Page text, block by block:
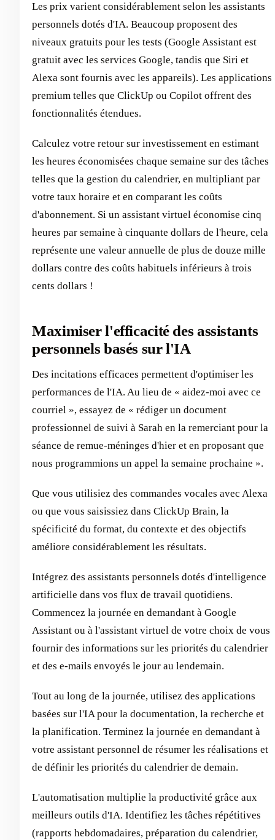
Les prix varient considérablement selon les assistants
personnels dotés d'IA. Beaucoup proposent des
niveaux gratuits pour les tests (Google Assistant est
gratuit avec les services Google, tandis que Siri et
Alexa sont fournis avec les appareils). Les applications
premium telles que ClickUp ou Copilot offrent des
fonctionnalités étendues.
Calculez votre retour sur investissement en estimant
les heures économisées chaque semaine sur des tâches
telles que la gestion du calendrier, en multipliant par
votre taux horaire et en comparant les coûts
d'abonnement. Si un assistant virtuel économise cinq
heures par semaine à cinquante dollars de l'heure, cela
représente une valeur annuelle de plus de douze mille
dollars contre des coûts habituels inférieurs à trois
cents dollars !
Maximiser l'efficacité des assistants
personnels basés sur l'IA
Des incitations efficaces permettent d'optimiser les
performances de l'IA. Au lieu de « aidez-moi avec ce
courriel », essayez de « rédiger un document
professionnel de suivi à Sarah en la remerciant pour la
séance de remue-méninges d'hier et en proposant que
nous programmions un appel la semaine prochaine ».
Que vous utilisiez des commandes vocales avec Alexa
ou que vous saisissiez dans ClickUp Brain, la
spécificité du format, du contexte et des objectifs
améliore considérablement les résultats.
Intégrez des assistants personnels dotés d'intelligence
artificielle dans vos flux de travail quotidiens.
Commencez la journée en demandant à Google
Assistant ou à l'assistant virtuel de votre choix de vous
fournir des informations sur les priorités du calendrier
et des e-mails envoyés le jour au lendemain.
Tout au long de la journée, utilisez des applications
basées sur l'IA pour la documentation, la recherche et
la planification. Terminez la journée en demandant à
votre assistant personnel de résumer les réalisations et
de définir les priorités du calendrier de demain.
L'automatisation multiplie la productivité grâce aux
meilleurs outils d'IA. Identifiez les tâches répétitives
(rapports hebdomadaires, préparation du calendrier,